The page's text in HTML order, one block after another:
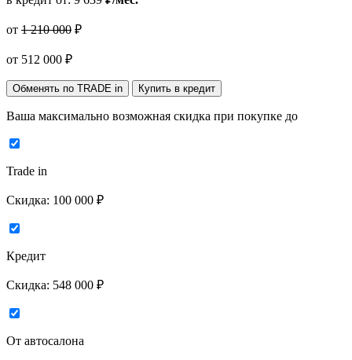
от 1 210 000 ₽
от 512 000 ₽
Обменять по TRADE in Купить в кредит
Ваша максимально возможная скидка при покупке до
Trade in
Скидка: 100 000 ₽
Кредит
Скидка: 548 000 ₽
От автосалона